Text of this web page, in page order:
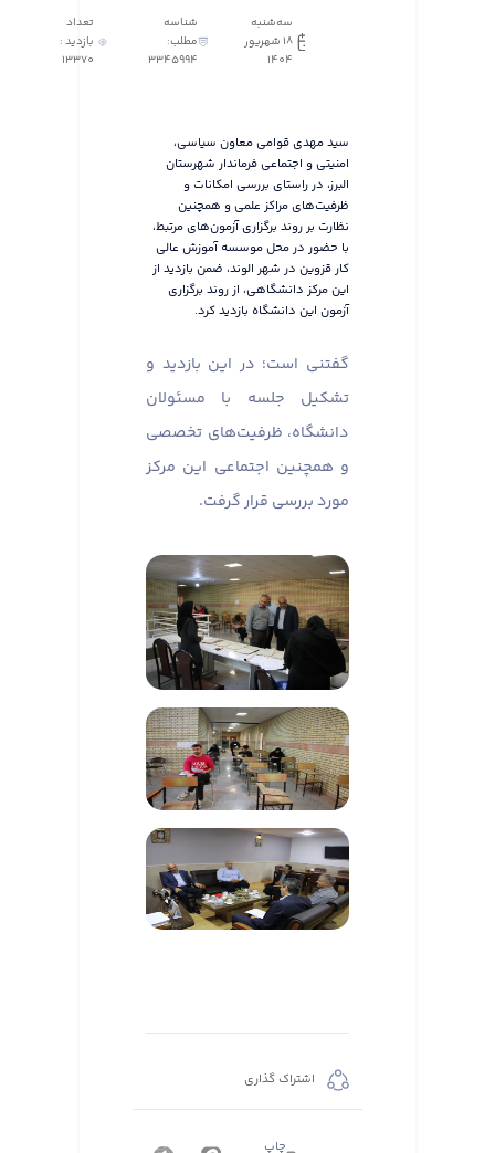
سه‌شنبه
18 شهریور
1404
شناسه
مطلب:
3345994
تعداد
بازدید :
13370
سید مهدی قوامی معاون سیاسی،
امنیتی و اجتماعی فرماندار شهرستان
البرز، در راستای بررسی امکانات و
ظرفیت‌های مراکز علمی و همچنین
نظارت بر روند برگزاری آزمون‌های مرتبط،
با حضور در محل موسسه آموزش عالی
کار قزوین در شهر الوند، ضمن بازدید از
این مرکز دانشگاهی، از روند برگزاری
آزمون این دانشگاه بازدید کرد.
گفتنی است؛ در این بازدید و
تشکیل جلسه با مسئولان
دانشگاه، ظرفیت‌های تخصصی
و همچنین اجتماعی این مرکز
مورد بررسی قرار گرفت.
اشتراک گذاری
چاپ